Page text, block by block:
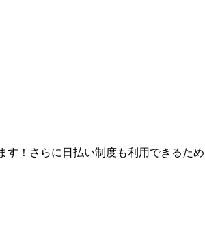
！さらに日払い制度も利用できるた